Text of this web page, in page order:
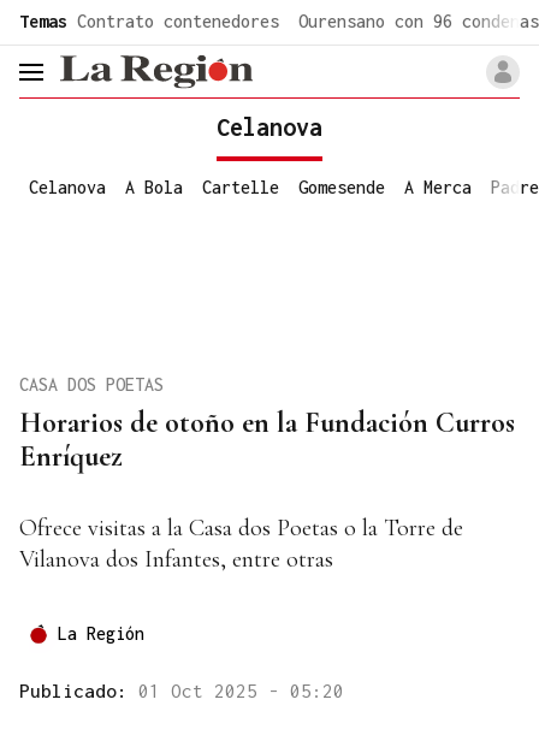
Temas Contrato contenedores Ourensano con 96 condenas
header.menu.open
Celanova
Celanova A Bola Cartelle Gomesende A Merca
Horarios de otoño en la Fundación Curros
Enríquez
CASA DOS POETAS
Ofrece visitas a la Casa dos Poetas o la Torre de
Vilanova dos Infantes, entre otras
La Región
Publicado: 01 Oct 2025 - 05:20